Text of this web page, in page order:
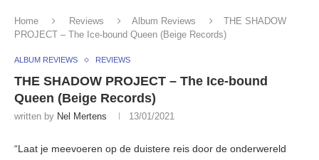
Home Reviews Album Reviews
THE SHADOW
PROJECT – The Ice-bound Queen (Beige Records)
ALBUM REVIEWS REVIEWS
THE SHADOW PROJECT – The Ice-bound
Queen (Beige Records)
written by Nel Mertens 13/01/2021
“Laat je meevoeren op de duistere reis door de onderwereld